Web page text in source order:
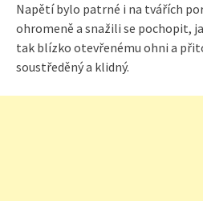
Napětí bylo patrné i na tvářích
ohromeně a snažili se pochopit,
tak blízko otevřenému ohni a
soustředěný a klidný.